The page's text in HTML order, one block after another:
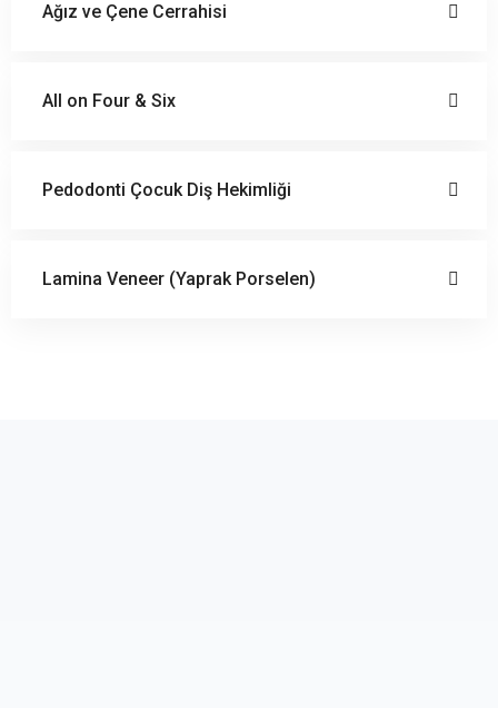
Ağız ve Çene Cerrahisi
All on Four & Six
Pedodonti Çocuk Diş Hekimliği
Lamina Veneer (Yaprak Porselen)